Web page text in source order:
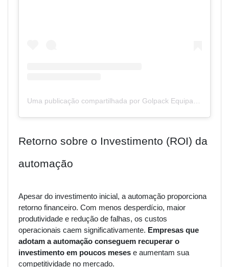
Retorno sobre o Investimento (ROI) da
automação
Apesar do investimento inicial, a automação proporciona
retorno financeiro. Com menos desperdício, maior
produtividade e redução de falhas, os custos
operacionais caem significativamente. Empresas que
adotam a automação conseguem recuperar o
investimento em poucos meses e aumentam sua
competitividade no mercado.